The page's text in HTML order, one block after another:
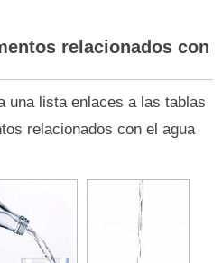
relacionados con
una lista enlaces a las tablas
relacionados con el agua